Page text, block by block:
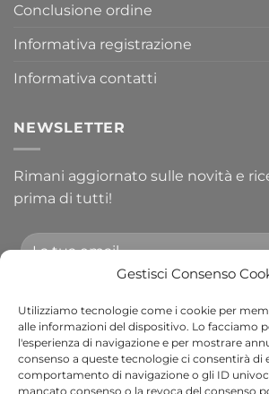
Gestisci Consenso
Utilizziamo tecnologie come i cookie per
alle informazioni del dispositivo. Lo facciamo
l'esperienza di navigazione e per mostrare
consenso a queste tecnologie ci consentirà di
comportamento di navigazione o gli ID
mancato consenso o la revoca del consenso
Conclusione ordine
Informativa registrazione
Informativa contatti
NEWSLETTER
Rimani aggiornato sulle novità e
prima di tutti!
Accetto le condizioni generali e di
newsletter.
Alternative: